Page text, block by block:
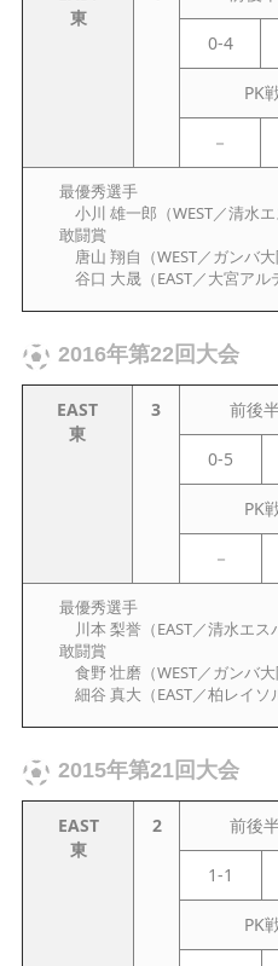
東
0-4
PK
－
最優秀選手
小川 雄一郎（WEST／清水
敢闘賞
唐山 翔自（WEST／ガンバ大
谷口 大晟（EAST／大宮アル
2016年第22回大会
EAST
東
3 前後
0-5
PK
－
最優秀選手
川本 梨誉（EAST／清水エス
敢闘賞
食野 壮磨（WEST／ガンバ大
細谷 真大（EAST／柏レイソ
2015年第21回大会
EAST
東
2 前後
1-1
PK